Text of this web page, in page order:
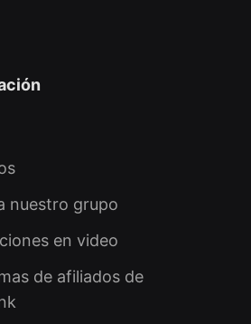
nuestro grupo
en video
de afiliados de